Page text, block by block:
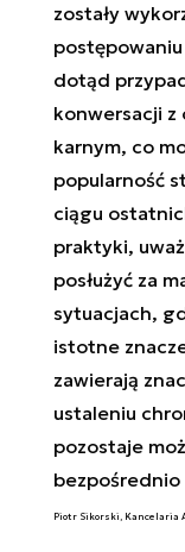
zostały
dotąd
konwersacji z
karnym, co
popularność
ciągu
praktyki,
posłużyć za
sytuacjach,
istotne
zawierają
ustaleniu
pozostaje
bezpośrednio
Piotr Sikorski, Kancelaria